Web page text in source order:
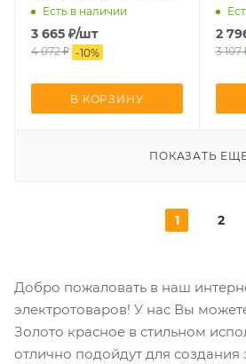
FD04316OR-A | FD270F/10
| FD16-BAST
Есть в наличии
3 665 ₽/шт
4 072₽ -10%
В КОРЗИНУ
BAST
2
3 107
ПОКАЗАТЬ
1 2
Добро пожаловать в наш
электротоваров! У нас Вы
Золото красное в стильном
отлично подойдут для создания